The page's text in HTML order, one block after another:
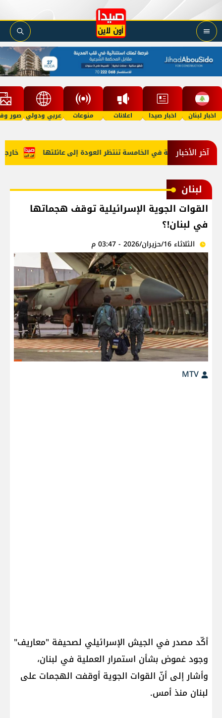
اخبار لبنان اخبار صيدا اعلانات منوعات عربي ودولي صور
آخر الأخبار خارجية "أمل"؟ طفلة في الخامسة تنتظر العودة إلى عائلتها
لبنان
القوات الجوية الإسرائيلية توقف هجماتها
في لبنان!؟
الثلاثاء 16/حزيران/2026 - 03:47 م
أكّد مصدر في الجيش الإسرائيلي لصحيفة "معاريف"
وجود غموض بشأن استمرار العملية في لبنان،
وأشار إلى أنّ القوات الجوية أوقفت الهجمات على
لبنان منذ أمس.